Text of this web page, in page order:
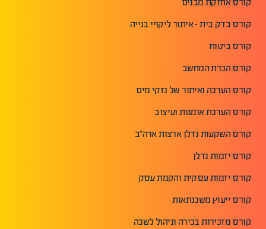
קורס אחזקת מבנים
קורס בדק בית - איתור ליקויי בנייה
קורס ביטוח
קורס הכרת המחשב
קורס הערכה ואיתור של נזקי מים
קורס הערכת אומנות ועיצוב
קורס השקעות נדלן ארצות ארה"ב
קורס יזמות נדלן
קורס יזמות עסקית והקמת עסק
קורס ייעוץ משכנתאות
קורס מזכירות בכירה וניהול לשכה